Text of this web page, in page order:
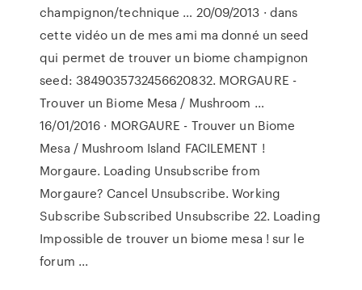
champignon/technique … 20/09/2013 · dans
cette vidéo un de mes ami ma donné un seed
qui permet de trouver un biome champignon
seed: 3849035732456620832. MORGAURE -
Trouver un Biome Mesa / Mushroom …
16/01/2016 · MORGAURE - Trouver un Biome
Mesa / Mushroom Island FACILEMENT !
Morgaure. Loading Unsubscribe from
Morgaure? Cancel Unsubscribe. Working
Subscribe Subscribed Unsubscribe 22. Loading
Impossible de trouver un biome mesa ! sur le
forum ...